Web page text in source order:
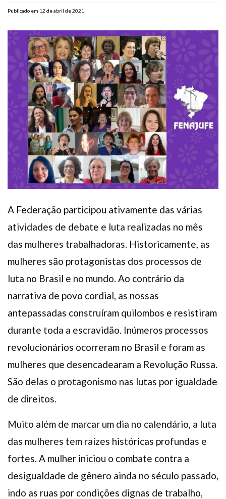
Publicado em 12 de abril de 2021
A Federação participou ativamente das várias
atividades de debate e luta realizadas no mês
das mulheres trabalhadoras. Historicamente, as
mulheres são protagonistas dos processos de
luta no Brasil e no mundo. Ao contrário da
narrativa de povo cordial, as nossas
antepassadas construíram quilombos e resistiram
durante toda a escravidão. Inúmeros processos
revolucionários ocorreram no Brasil e foram as
mulheres que desencadearam a Revolução Russa.
São delas o protagonismo nas lutas por igualdade
de direitos.
Muito além de marcar um dia no calendário, a luta
das mulheres tem raízes históricas profundas e
fortes. A mulher iniciou o combate contra a
desigualdade de gênero ainda no século passado,
indo as ruas por condições dignas de trabalho,
Pós-graduação